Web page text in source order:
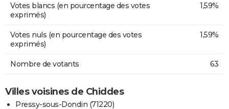
Votes blancs (en pourcentage des votes
exprimés)
1,59%
Votes nuls (en pourcentage des votes
exprimés)
1,59%
Nombre de votants 63
Villes voisines de Chiddes
Pressy-sous-Dondin (71220)